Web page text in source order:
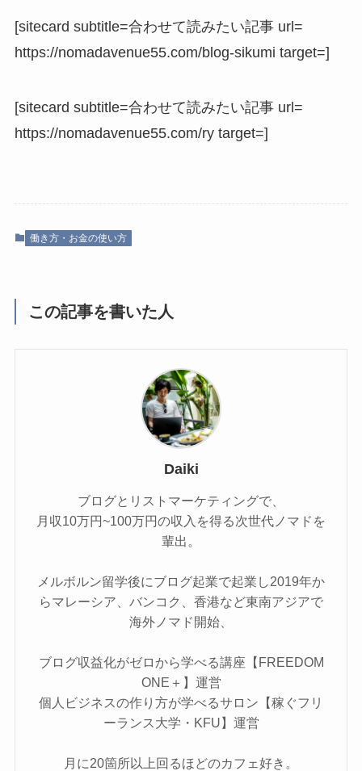
[sitecard subtitle=合わせて読みたい記事 url=
https://nomadavenue55.com/blog-sikumi target=]
[sitecard subtitle=合わせて読みたい記事 url=
https://nomadavenue55.com/ry target=]
働き方・お金の使い方
この記事を書いた人
Daiki
ブログとリストマーケティングで、
月収10万円~100万円の収入を得る次世代ノマドを
輩出。
メルボルン留学後にブログ起業で起業し2019年か
らマレーシア、バンコク、香港など東南アジアで
海外ノマド開始、
ブログ収益化がゼロから学べる講座【FREEDOM
ONE＋】運営
個人ビジネスの作り方が学べるサロン【稼ぐフリ
ーランス大学・KFU】運営
月に20箇所以上回るほどのカフェ好き。